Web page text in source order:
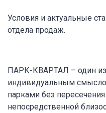
Условия и актуальные
отдела продаж.
ПАРК-КВАРТАЛ – один из
индивидуальным
парками без
непосредственной